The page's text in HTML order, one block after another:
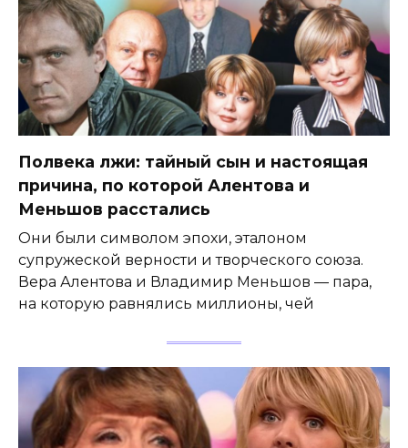
Полвека лжи: тайный сын и настоящая
причина, по которой Алентова и
Меньшов расстались
Они были символом эпохи, эталоном
супружеской верности и творческого союза.
Вера Алентова и Владимир Меньшов — пара,
на которую равнялись миллионы, чей